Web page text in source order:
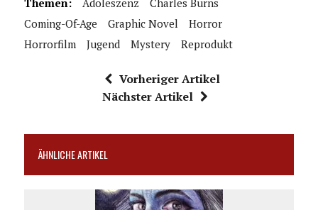
Coming-Of-Age
Graphic Novel
Horror
Horrorfilm
Jugend Mystery Reprodukt
Vorheriger Artikel
Nächster Artikel
ÄHNLICHE ARTIKEL